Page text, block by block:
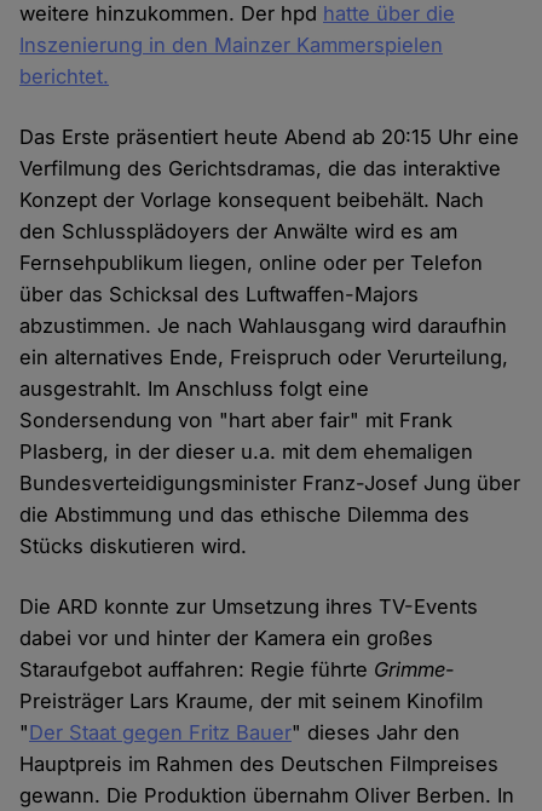
weitere hinzukommen. Der hpd hatte über die
Inszenierung in den Mainzer Kammerspielen
berichtet.
Das Erste präsentiert heute Abend ab 20:15 Uhr eine
Verfilmung des Gerichtsdramas, die das interaktive
Konzept der Vorlage konsequent beibehält. Nach
den Schlussplädoyers der Anwälte wird es am
Fernsehpublikum liegen, online oder per Telefon
über das Schicksal des Luftwaffen-Majors
abzustimmen. Je nach Wahlausgang wird daraufhin
ein alternatives Ende, Freispruch oder Verurteilung,
ausgestrahlt. Im Anschluss folgt eine
Sondersendung von "hart aber fair" mit Frank
Plasberg, in der dieser u.a. mit dem ehemaligen
Bundesverteidigungsminister Franz-Josef Jung über
die Abstimmung und das ethische Dilemma des
Stücks diskutieren wird.
Die ARD konnte zur Umsetzung ihres TV-Events
dabei vor und hinter der Kamera ein großes
Staraufgebot auffahren: Regie führte Grimme-
Preisträger Lars Kraume, der mit seinem Kinofilm
"Der Staat gegen Fritz Bauer" dieses Jahr den
Hauptpreis im Rahmen des Deutschen Filmpreises
gewann. Die Produktion übernahm Oliver Berben. In